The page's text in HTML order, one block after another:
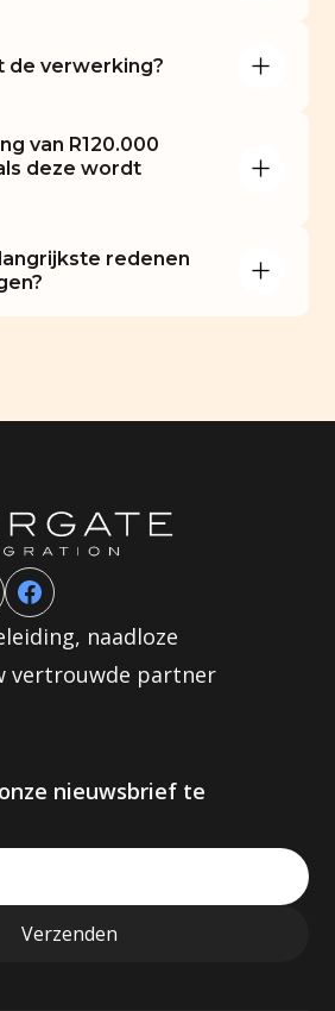
de verwerking?
van R120.000
deze wordt
redenen
naadloze
vertrouwde partner
nieuwsbrief te